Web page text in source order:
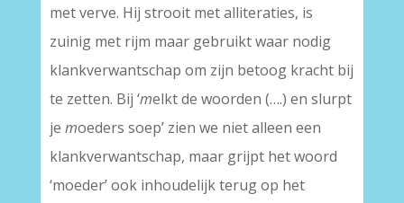
met verve. Hij strooit met alliteraties, is
zuinig met rijm maar gebruikt waar nodig
klankverwantschap om zijn betoog kracht bij
te zetten. Bij ‘melkt de woorden (….) en slurpt
je moeders soep’ zien we niet alleen een
klankverwantschap, maar grijpt het woord
‘moeder’ ook inhoudelijk terug op het